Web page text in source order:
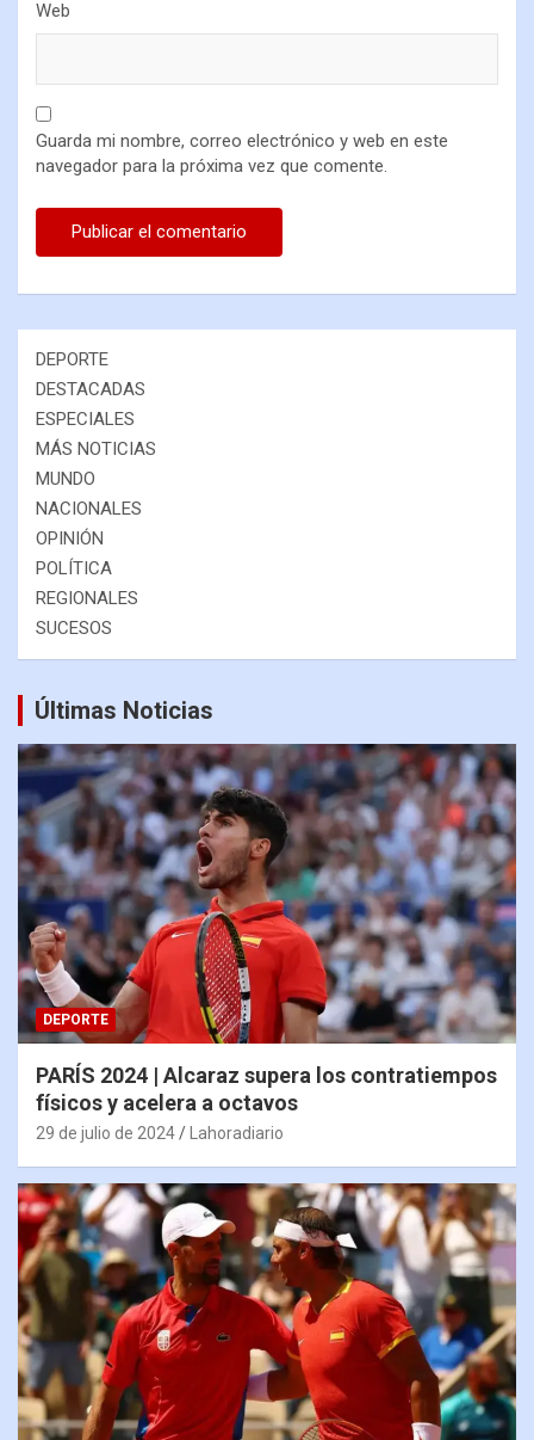
Web
Guarda mi nombre, correo electrónico y web en este
navegador para la próxima vez que comente.
DEPORTE
DESTACADAS
ESPECIALES
MÁS NOTICIAS
MUNDO
NACIONALES
OPINIÓN
POLÍTICA
REGIONALES
SUCESOS
Últimas Noticias
DEPORTE
PARÍS 2024 | Alcaraz supera los contratiempos
físicos y acelera a octavos
29 de julio de 2024 Lahoradiario